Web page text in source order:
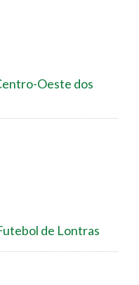
Oeste dos
de Lontras